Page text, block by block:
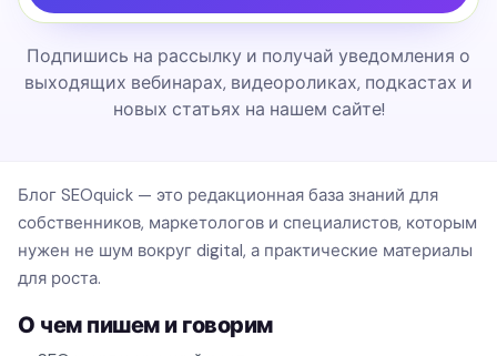
Подпишись на рассылку и получай уведомления о
выходящих вебинарах, видеороликах, подкастах и
новых статьях на нашем сайте!
Блог SEOquick — это редакционная база знаний для
собственников, маркетологов и специалистов, которым
нужен не шум вокруг digital, а практические материалы
для роста.
О чем пишем и говорим